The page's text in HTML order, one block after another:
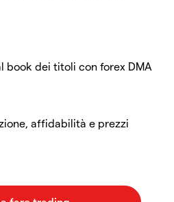
book dei titoli con forex DMA
affidabilità e prezzi